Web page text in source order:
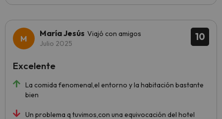
10
María Jesús Viajó con amigos
Julio 2025
La comida fenomenal,el entorno y la habitación bastante
bien
Un problema q tuvimos,con una equivocación del hotel
Excelente